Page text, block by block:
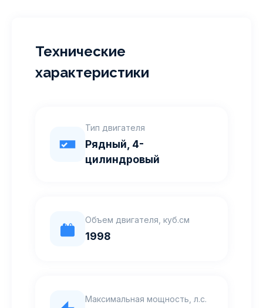
Технические
характеристики
Тип двигателя
Рядный, 4-
цилиндровый
Объем двигателя, куб.см
1998
Максимальная мощность, л.с.